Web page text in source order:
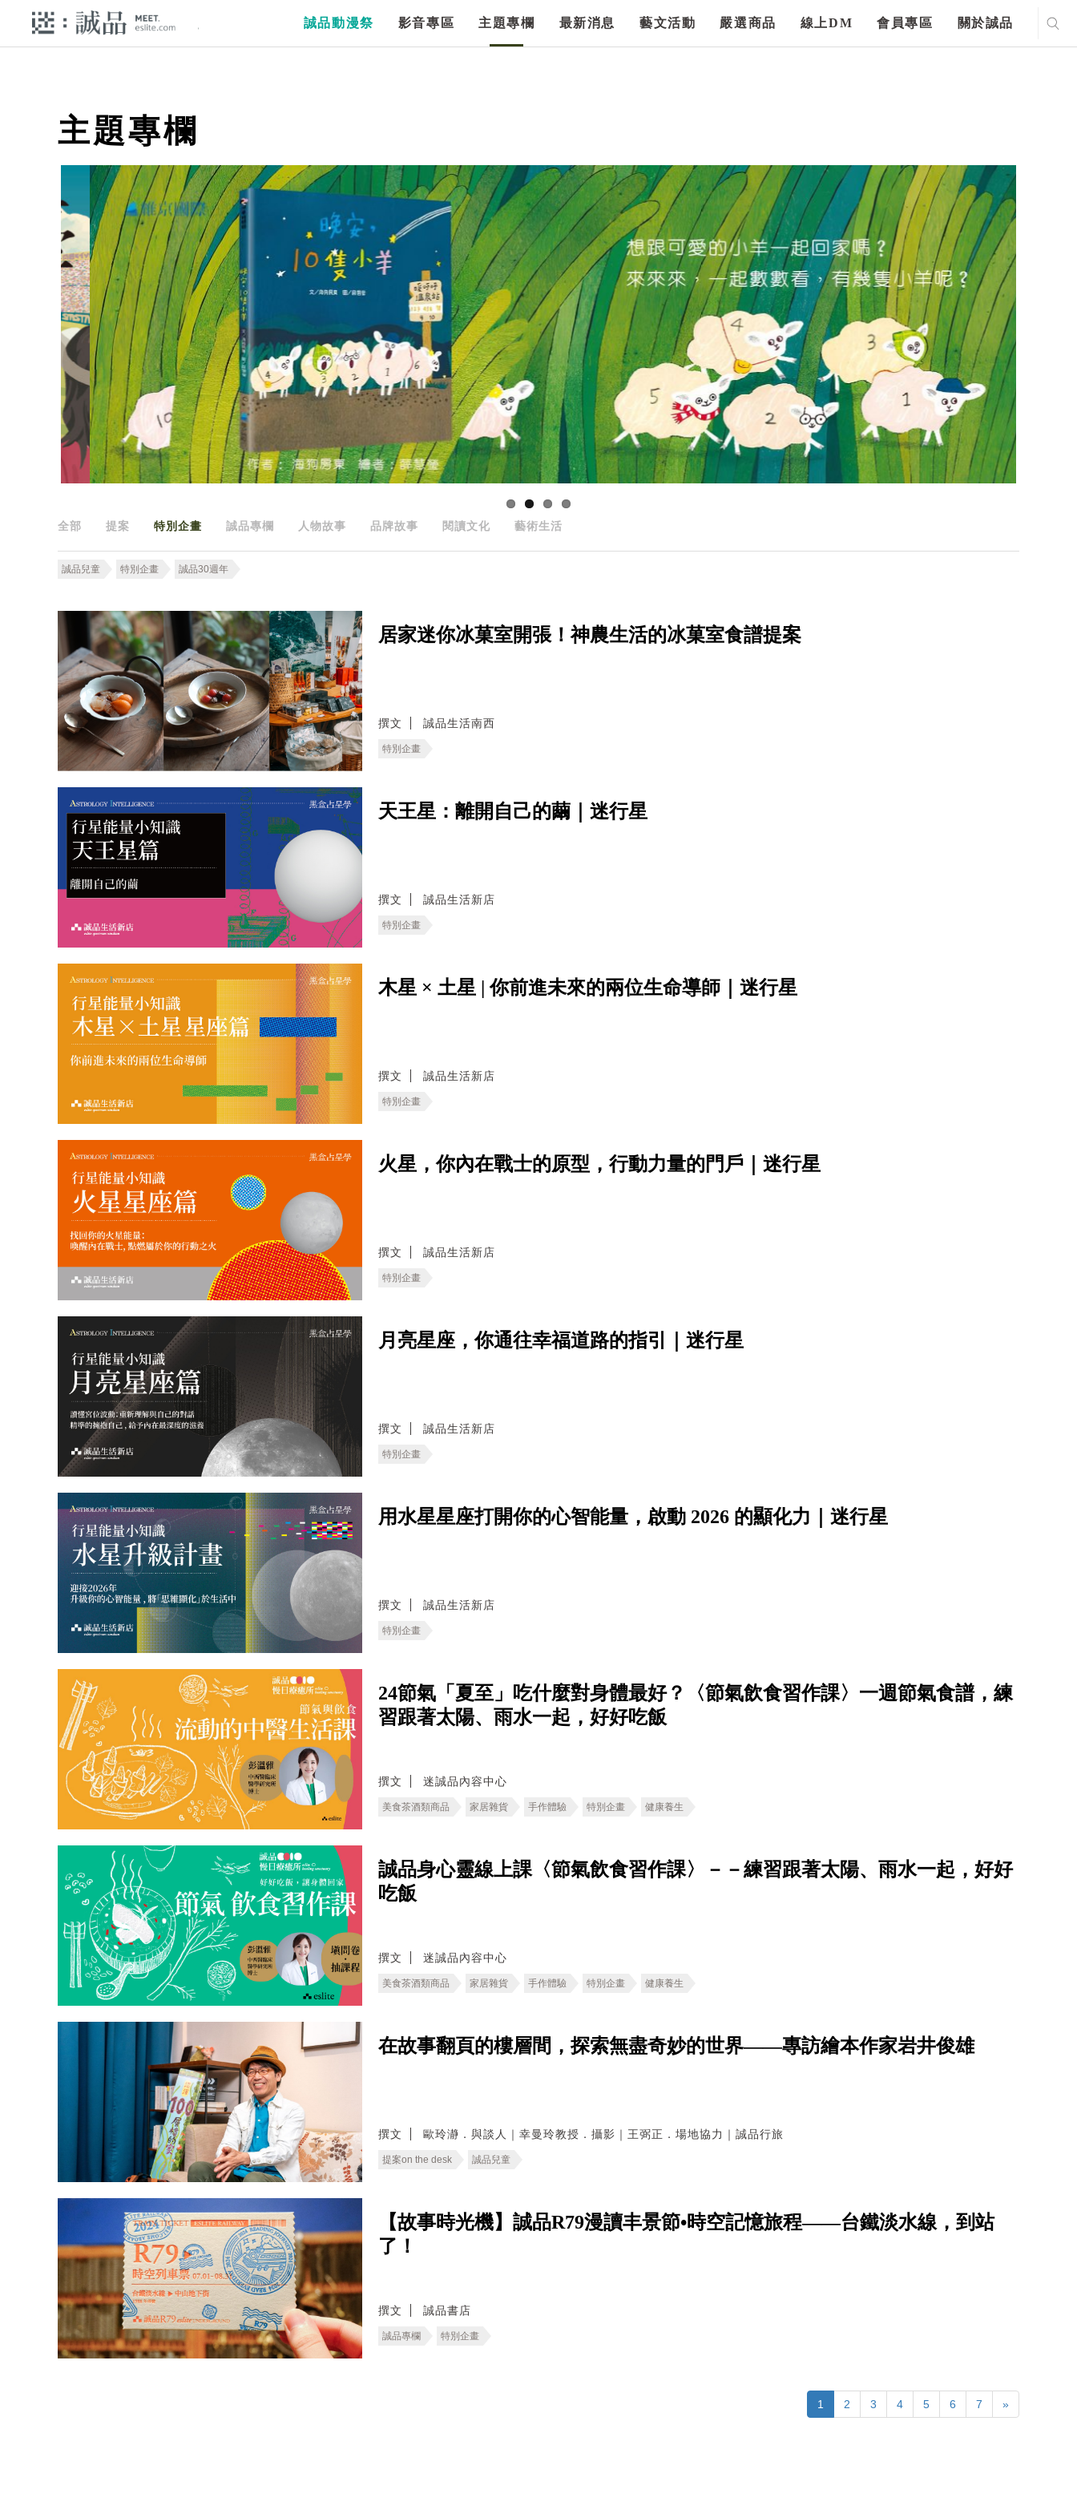
誠品動漫祭 影音專區 主題專欄 最新消息 藝文活動 嚴選商品 線上DM 會員專區 關於誠品
主題專欄
全部 提案 特別企畫 誠品專欄 人物故事 品牌故事 閱讀文化 藝術生活
誠品兒童 特別企畫 誠品30週年
居家迷你冰菓室開張！神農生活的冰菓室食譜提案
撰文 誠品生活南西
特別企畫
天王星：離開自己的繭｜迷行星
撰文 誠品生活新店
特別企畫
木星 × 土星 | 你前進未來的兩位生命導師｜迷行星
撰文 誠品生活新店
特別企畫
火星，你內在戰士的原型，行動力量的門戶｜迷行星
撰文 誠品生活新店
特別企畫
月亮星座，你通往幸福道路的指引｜迷行星
撰文 誠品生活新店
特別企畫
用水星星座打開你的心智能量，啟動 2026 的顯化力｜迷行星
撰文 誠品生活新店
特別企畫
24節氣「夏至」吃什麼對身體最好？〈節氣飲食習作課〉一週節氣食譜，練
習跟著太陽、雨水一起，好好吃飯
撰文 迷誠品內容中心
美食茶酒類商品 家居雜貨 手作體驗 特別企畫 健康養生
誠品身心靈線上課〈節氣飲食習作課〉－－練習跟著太陽、雨水一起，好好
吃飯
撰文 迷誠品內容中心
美食茶酒類商品 家居雜貨 手作體驗 特別企畫 健康養生
在故事翻頁的樓層間，探索無盡奇妙的世界——專訪繪本作家岩井俊雄
撰文 歐玲瀞．與談人｜幸曼玲教授．攝影｜王弼正．場地協力｜誠品行旅
提案on the desk 誠品兒童
【故事時光機】誠品R79漫讀丰景節•時空記憶旅程――台鐵淡水線，到站
了！
撰文 誠品書店
誠品專欄 特別企畫
1 2 3 4 5 6 7 »